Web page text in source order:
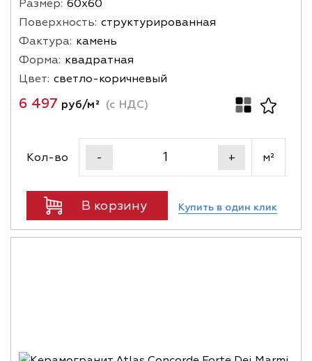
Размер: 60х60
Поверхность: структурированная
Фактура: камень
Форма: квадратная
Цвет: светло-коричневый
6 497 руб/м² (с НДС)
Кол-во - + м²
В корзину Купить в один клик